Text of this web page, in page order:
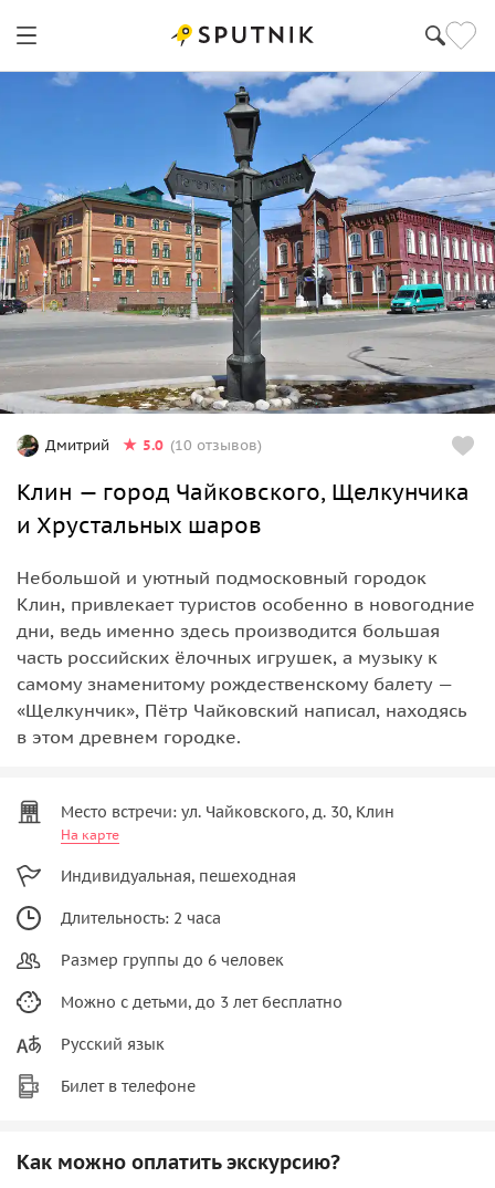
Дмитрий 5.0 (10 отзывов)
Клин — город Чайковского, Щелкунчика
и Хрустальных шаров
Небольшой и уютный подмосковный городок
Клин, привлекает туристов особенно в новогодние
дни, ведь именно здесь производится большая
часть российских ёлочных игрушек, а музыку к
самому знаменитому рождественскому балету —
«Щелкунчик», Пётр Чайковский написал, находясь
в этом древнем городке.
Место встречи: ул. Чайковского, д. 30, Клин
На карте
Индивидуальная, пешеходная
Длительность: 2 часа
Размер группы до 6 человек
Можно с детьми, до 3 лет бесплатно
Русский язык
Билет в телефоне
Как можно оплатить экскурсию?